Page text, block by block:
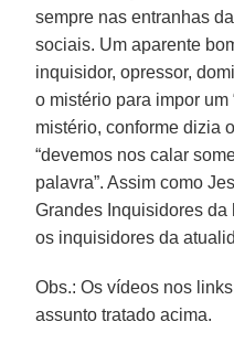
sempre nas entranhas
sociais. Um aparente
inquisidor, opressor,
o mistério para impor um
mistério, conforme dizia
“devemos nos calar
palavra”. Assim como
Grandes Inquisidores
os inquisidores da
Obs.: Os vídeos nos
assunto tratado acima.